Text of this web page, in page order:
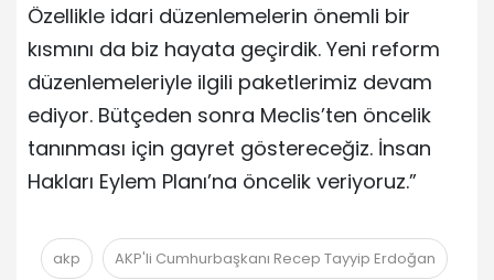
Özellikle idari düzenlemelerin önemli bir
kısmını da biz hayata geçirdik. Yeni reform
düzenlemeleriyle ilgili paketlerimiz devam
ediyor. Bütçeden sonra Meclis’ten öncelik
tanınması için gayret göstereceğiz. İnsan
Hakları Eylem Planı’na öncelik veriyoruz.”
akp AKP'li Cumhurbaşkanı Recep Tayyip Erdoğan